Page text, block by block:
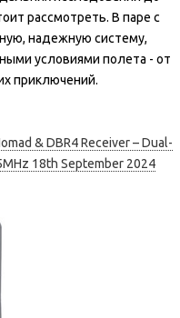
рассмотреть. В паре с
надежную систему,
условиями полета - от
приключений.
& DBR4 Receiver – Dual-
18th September 2024